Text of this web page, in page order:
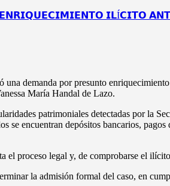
demanda por presunto
María Handal de Lazo.
patrimoniales detectadas por la
encuentran depósitos bancarios,
proceso legal y, de comprobarse el
la admisión formal del caso, en